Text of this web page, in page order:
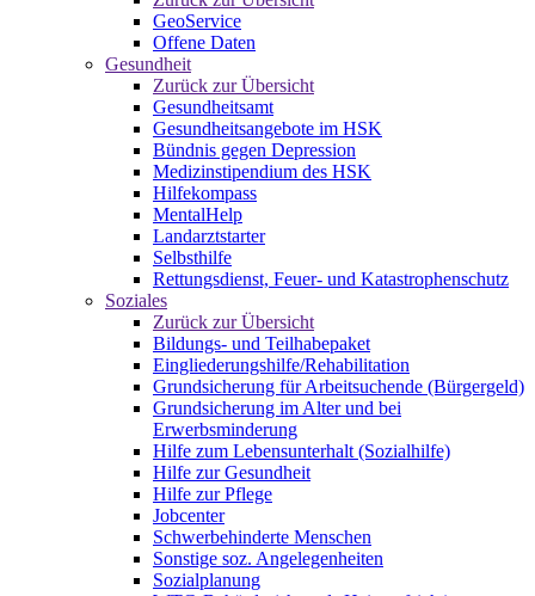
GeoService
Offene Daten
Gesundheit
Zurück zur Übersicht
Gesundheitsamt
Gesundheitsangebote im HSK
Bündnis gegen Depression
Medizinstipendium des HSK
Hilfekompass
MentalHelp
Landarztstarter
Selbsthilfe
Rettungsdienst, Feuer- und Katastrophenschutz
Soziales
Zurück zur Übersicht
Bildungs- und Teilhabepaket
Eingliederungshilfe/Rehabilitation
Grundsicherung für Arbeitsuchende (Bürgergeld)
Grundsicherung im Alter und bei
Erwerbsminderung
Hilfe zum Lebensunterhalt (Sozialhilfe)
Hilfe zur Gesundheit
Hilfe zur Pflege
Jobcenter
Schwerbehinderte Menschen
Sonstige soz. Angelegenheiten
Sozialplanung